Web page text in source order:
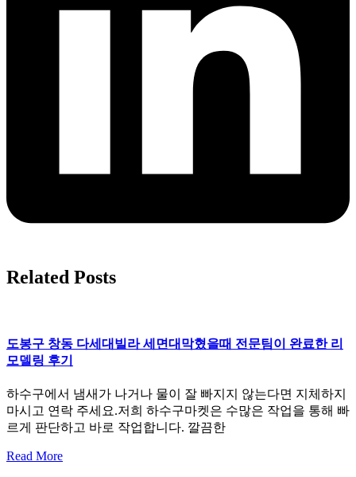
Related Posts
도봉구 창동 다세대빌라 세면대막혔을때 전문팀이 완료한 리
모델링 후기
하수구에서 냄새가 나거나 물이 잘 빠지지 않는다면 지체하지
마시고 연락 주세요.저희 하수구마켓은 수많은 작업을 통해 빠
르게 판단하고 바로 작업합니다. 깔끔한
Read More